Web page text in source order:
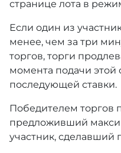
странице лота в
Если один из
менее, чем за три
торгов, торги
момента подачи этой
последующей ставки.
Победителем торгов
предложивший
участник, сделавший